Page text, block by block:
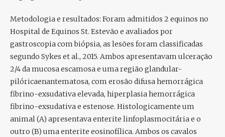
Metodologia e resultados: Foram admitidos 2 equinos no
Hospital de Equinos St. Estevão e avaliados por
gastroscopia com biópsia, as lesões foram classificadas
segundo Sykes et al., 2015. Ambos apresentavam ulceração
2/4 da mucosa escamosa e uma região glandular-
pilóricaenantematosa, com erosão difusa hemorrágica
fibrino-exsudativa elevada, hiperplasia hemorrágica
fibrino-exsudativa e estenose. Histologicamente um
animal (A) apresentava enterite linfoplasmocitária e o
outro (B) uma enterite eosinofílica. Ambos os cavalos